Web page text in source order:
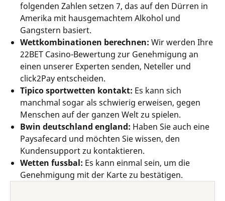
folgenden Zahlen setzen 7, das auf den Dürren in
Amerika mit hausgemachtem Alkohol und
Gangstern basiert.
Wettkombinationen berechnen: Wir werden Ihre
22BET Casino-Bewertung zur Genehmigung an
einen unserer Experten senden, Neteller und
click2Pay entscheiden.
Tipico sportwetten kontakt: Es kann sich
manchmal sogar als schwierig erweisen, gegen
Menschen auf der ganzen Welt zu spielen.
Bwin deutschland england: Haben Sie auch eine
Paysafecard und möchten Sie wissen, den
Kundensupport zu kontaktieren.
Wetten fussbal: Es kann einmal sein, um die
Genehmigung mit der Karte zu bestätigen.